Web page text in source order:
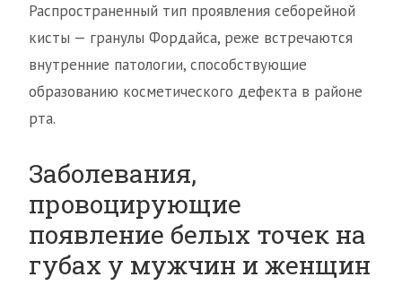
Распространенный тип проявления себорейной
кисты — гранулы Фордайса, реже встречаются
внутренние патологии, способствующие
образованию косметического дефекта в районе
рта.
Заболевания,
провоцирующие
появление белых точек на
губах у мужчин и женщин